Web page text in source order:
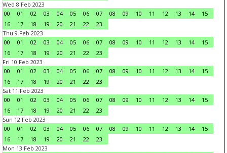
Wed 8 Feb 2023
00
01 02 03 04 05 06 07 08 09 10 11 12 13 14
15
16
17 18 19 20 21 22
23
Thu 9 Feb 2023
00
01 02 03 04 05 06 07 08 09 10 11 12 13 14
15
16
17 18 19 20 21 22
23
Fri 10 Feb 2023
00
01 02 03 04 05 06 07 08 09 10 11 12 13 14
15
16
17 18 19 20 21 22
23
Sat 11 Feb 2023
00
01 02 03 04 05 06 07 08 09 10 11 12 13 14
15
16
17 18 19 20 21 22
23
Sun 12 Feb 2023
00
01 02 03 04 05 06 07 08 09 10 11 12 13 14
15
16
17 18 19 20 21 22
23
Mon 13 Feb 2023